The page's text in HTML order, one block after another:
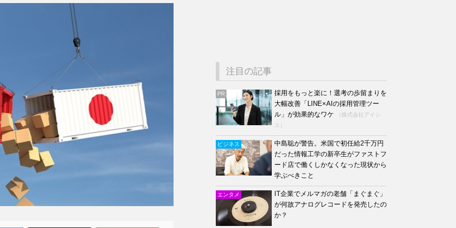
注目の記事
PR
採用をもっと楽に！選考の歩留まりを
大幅改善「LINE×AIの採用管理ツー
ル」が効果的なワケ
（株式会社アイシ
ス）
ビジネス
中島聡が警告。米国で初任給2千万円
だった情報工学の新卒生がファストフ
ード店で働くしかなくなった現状から
学ぶべきこと
エンタメ
IT企業でメルマガの老舗「まぐまぐ」
が何故アナログレコードを発売したの
か？